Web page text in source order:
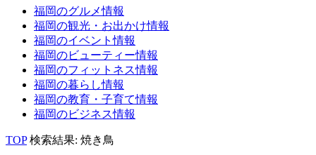
福岡のグルメ情報
福岡の観光・お出かけ情報
福岡のイベント情報
福岡のビューティー情報
福岡のフィットネス情報
福岡の暮らし情報
福岡の教育・子育て情報
福岡のビジネス情報
TOP 検索結果: 焼き鳥